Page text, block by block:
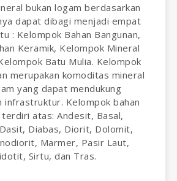
bukan logam berdasarkan
dapat dibagi menjadi empat
: Kelompok Bahan Bangunan,
Keramik, Kelompok Mineral
Batu Mulia. Kelompok
merupakan komoditas mineral
yang dapat mendukung
infrastruktur. Kelompok bahan
terdiri atas: Andesit, Basal,
Diabas, Diorit, Dolomit,
Marmer, Pasir Laut,
Sirtu, dan Tras.